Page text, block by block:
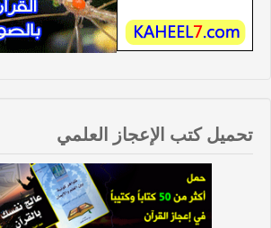
تحميل كتب الإعجاز العلمي